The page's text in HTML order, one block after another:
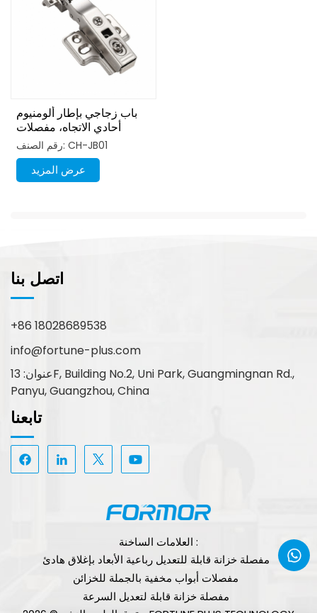
باب زجاجي بإطار ألومنيوم
أحادي الاتجاه، مفصلات
هيدروليكية سهلة التركيب
رقم الصنف: CH-JB01
عرض المزيد
اتصل بنا
+86 18028689538
info@fortune-plus.com
عنوان: 13F, Building No.2, Uni Park, Guangmingnan Rd.,
Panyu, Guangzhou, China
تابعنا
العلامات الساخنة :
مفصلة خزانة قابلة للتعديل رباعية الأبعاد بإغلاق هادئ
مفصلات أبواب مخفية بالجملة للخزائن
مفصلة خزانة قابلة لتعديل السرعة